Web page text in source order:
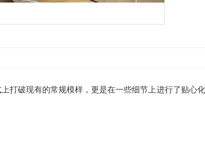
打破现有的常规模样，更是在一些细节上进行了贴